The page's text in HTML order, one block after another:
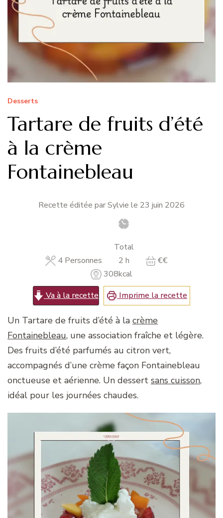
Desserts
Tartare de fruits d’été
à la crème
Fontainebleau
Recette éditée par Sylvie le 23 juin 2026
4 Personnes
Total
2heures
h
€€
308kcal
Va à la recette
Imprime la recette
Un Tartare de fruits d’été à la crème
Fontainebleau, une association fraîche et légère.
Des fruits d’été parfumés au citron vert,
accompagnés d’une crème façon Fontainebleau
onctueuse et aérienne. Un dessert sans cuisson,
idéal pour les journées chaudes.